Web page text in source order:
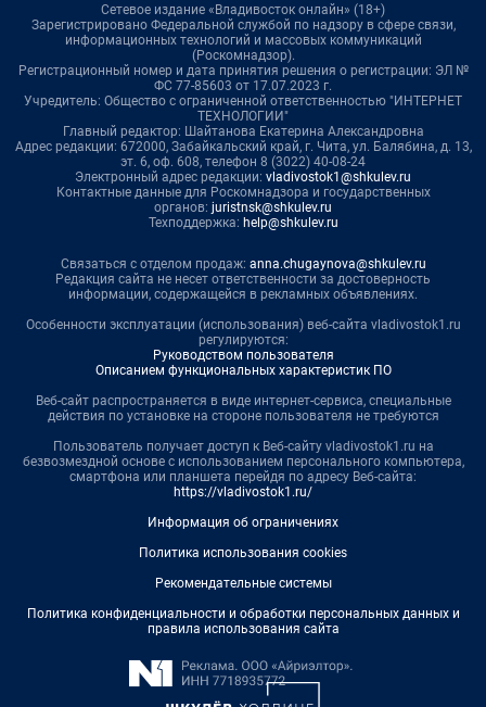
Сетевое издание «Владивосток онлайн» (18+)
Зарегистрировано Федеральной службой по надзору в сфере связи,
информационных технологий и массовых коммуникаций
(Роскомнадзор).
Регистрационный номер и дата принятия решения о регистрации: ЭЛ №
ФС 77-85603 от 17.07.2023 г.
Учредитель: Общество с ограниченной ответственностью "ИНТЕРНЕТ
ТЕХНОЛОГИИ"
Главный редактор: Шайтанова Екатерина Александровна
Адрес редакции: 672000, Забайкальский край, г. Чита, ул. Балябина, д. 13,
эт. 6, оф. 608, телефон 8 (3022) 40-08-24
Электронный адрес редакции: vladivostok1@shkulev.ru
Контактные данные для Роскомнадзора и государственных
органов: juristnsk@shkulev.ru
Техподдержка: help@shkulev.ru
Связаться с отделом продаж: anna.chugaynova@shkulev.ru
Редакция сайта не несет ответственности за достоверность
информации, содержащейся в рекламных объявлениях.
Особенности эксплуатации (использования) веб-сайта vladivostok1.ru
регулируются:
Руководством пользователя
Описанием функциональных характеристик ПО
Веб-сайт распространяется в виде интернет-сервиса, специальные
действия по установке на стороне пользователя не требуются
Пользователь получает доступ к Веб-сайту vladivostok1.ru на
безвозмездной основе с использованием персонального компьютера,
смартфона или планшета перейдя по адресу Веб-сайта:
https://vladivostok1.ru/
Информация об ограничениях
Политика использования cookies
Рекомендательные системы
Политика конфиденциальности и обработки персональных данных и
правила использования сайта